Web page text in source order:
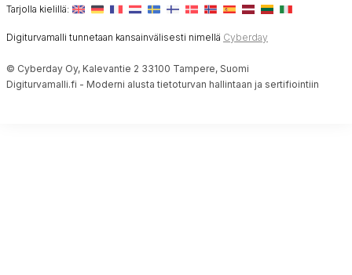
Tarjolla kielillä:
Digiturvamalli tunnetaan kansainvälisesti nimellä Cyberday
© Cyberday Oy, Kalevantie 2 33100 Tampere, Suomi
Digiturvamalli.fi - Moderni alusta tietoturvan hallintaan ja sertifiointiin